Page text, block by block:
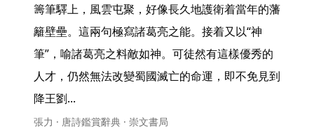
籌筆驛上，風雲屯聚，好像長久地護衛着當年的藩
籬壁壘。這兩句極寫諸葛亮之能。接着又以“神
筆”，喻諸葛亮之料敵如神。可徒然有這樣優秀的
人才，仍然無法改變蜀國滅亡的命運，即不免見到
降王劉...
張力 · 唐詩鑑賞辭典 · 崇文書局